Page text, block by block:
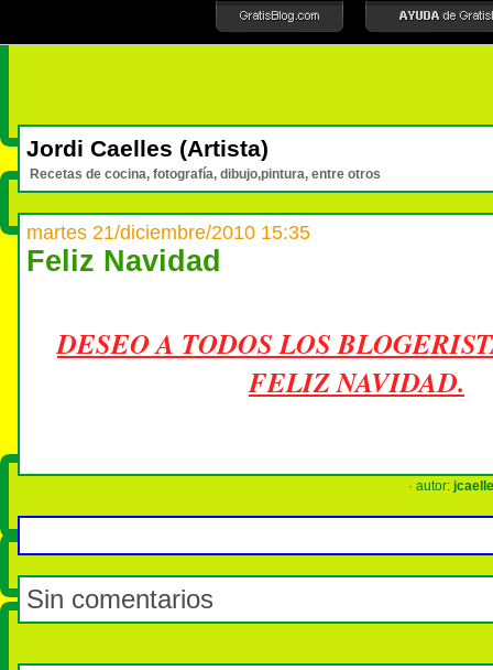
Jordi Caelles (Artista)
Recetas de cocina, fotografía, dibujo,pintura, entre otros
martes 21/diciembre/2010 15:35
Feliz Navidad
DESEO A TODOS LOS
FELIZ NAVIDAD.
· autor:
Sin comentarios